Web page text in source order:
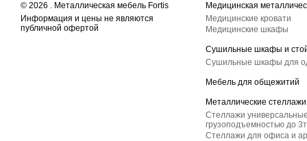
© 2026 . Металлическая мебель Fortis
Информация и цены не являются
публичной офертой
Медицинская
Медицинские кровати
Медицинские шкафы
Сушильные шкафы и
Сушильные шкафы для
Мебель для общежитий
Металлические стеллажи
Стеллажи
грузоподъемностью до
Стеллажи для офиса и